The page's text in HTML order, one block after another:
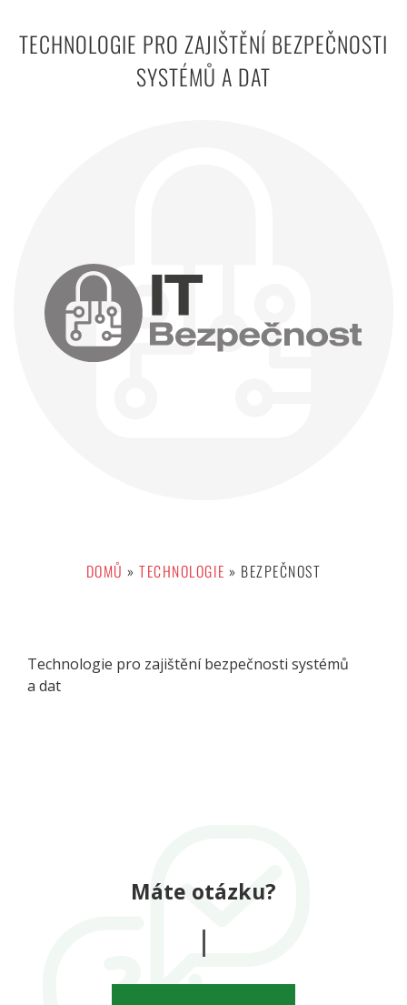
TECHNOLOGIE PRO ZAJIŠTĚNÍ BEZPEČNOSTI
SYSTÉMŮ A DAT
DOMŮ »TECHNOLOGIE » BEZPEČNOST
Technologie pro zajištění bezpečnosti systémů
a dat
Máte otázku?